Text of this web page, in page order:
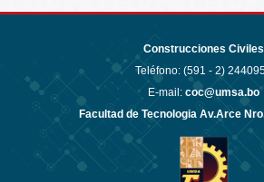
Construcciones Civiles
Teléfono: (591 - 2)
E-mail: coc@umsa.bo
Facultad de Tecnologia Av.Arce